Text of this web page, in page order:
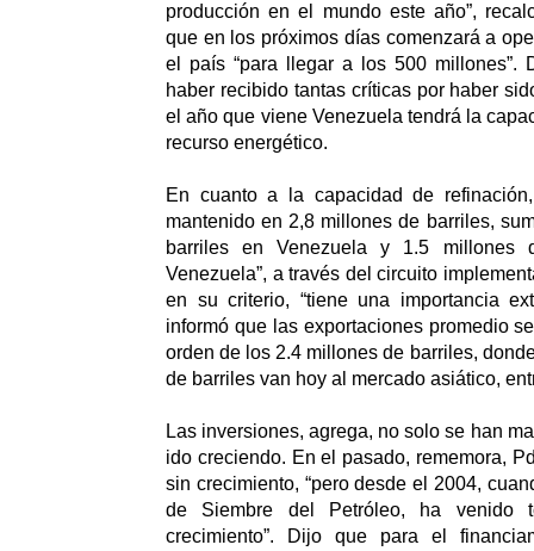
producción en el mundo este año”,
que en los próximos días comenzará a
el país “para llegar a los 500 millones”.
haber recibido tantas críticas por haber
el año que viene Venezuela tendrá la
recurso energético.
En cuanto a la capacidad de
mantenido en 2,8 millones de barriles,
barriles en Venezuela y 1.5 millones
Venezuela”, a través del circuito
en su criterio, “tiene una importancia
informó que las exportaciones promedio
orden de los 2.4 millones de barriles,
de barriles van hoy al mercado asiático,
Las inversiones, agrega, no solo se han
ido creciendo. En el pasado, rememora,
sin crecimiento, “pero desde el 2004,
de Siembre del Petróleo, ha venido
crecimiento”. Dijo que para el